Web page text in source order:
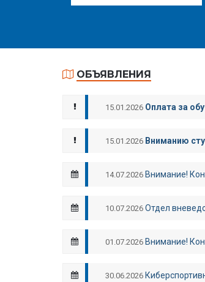
ОБЪЯВЛЕНИЯ
15.01.2026 Оплата за
15.01.2026 Вниманию
14.07.2026 Внимание!
10.07.2026 Отдел
01.07.2026 Внимание!
30.06.2026